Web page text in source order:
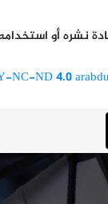
نشره أو
NC-ND 4.0